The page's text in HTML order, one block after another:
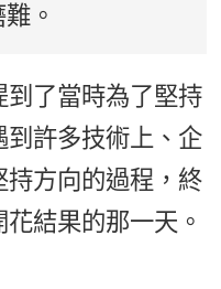
。
到了當時為了堅持
許多技術上、企
持方向的過程，終
結果的那一天。